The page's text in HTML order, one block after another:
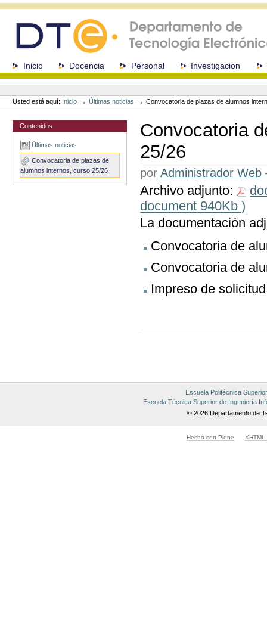
navegación
SeccionesInicio Docencia Personal Investigacion
Herramientas
Personales
Usted está aquí: Inicio →Últimas noticias →Convocatoria de plazas de alumnos
Contenidos
Últimas noticias
Convocatoria de plazas de
alumnos internos, curso 25/26
Convocatoria
25/26
porAdministrador Web
Archivo adjunto:
document 940Kb )
La documentación
Convocatoria de
Convocatoria de
Impreso de
Escuela Politécnica Superior
Escuela Técnica Superior de Ingeniería
© 2026 Departamento de
Hecho con Plone XHTML